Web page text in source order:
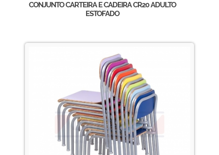
CONJUNTO CARTEIRA E CADEIRA CR20 ADULTO
ESTOFADO